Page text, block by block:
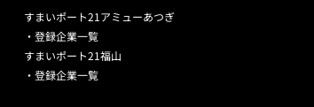
すまいポート21アミューあつぎ
・登録企業一覧
すまいポート21福山
・登録企業一覧